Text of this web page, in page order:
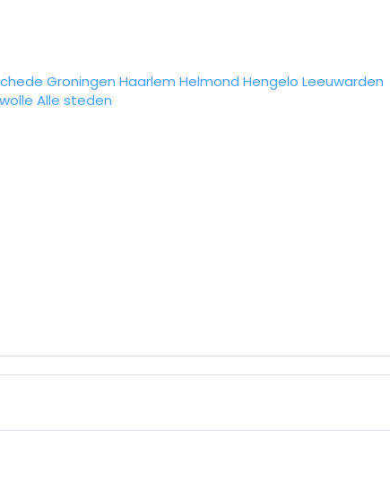
Groningen Haarlem Helmond Hengelo Leeuwarden
Alle steden